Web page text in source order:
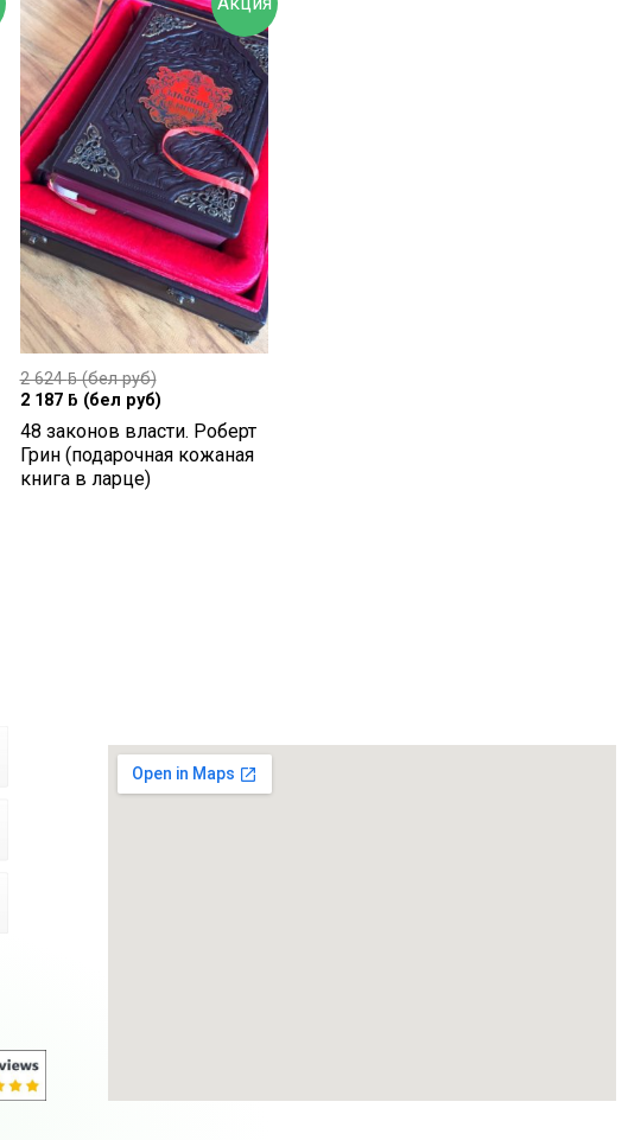
2 624ƃ(бел руб)
2 187 ƃ (бел руб)
48 законов власти. Роберт
Грин (подарочная кожаная
книга в ларце)